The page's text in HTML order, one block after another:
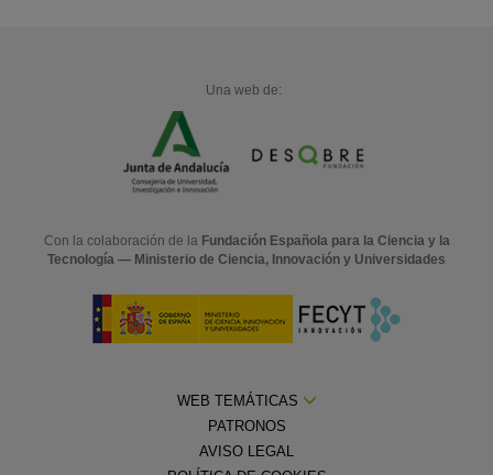
Una web de:
Con la colaboración de la Fundación Española para la Ciencia y la
Tecnología — Ministerio de Ciencia, Innovación y Universidades
WEB TEMÁTICAS
PATRONOS
AVISO LEGAL